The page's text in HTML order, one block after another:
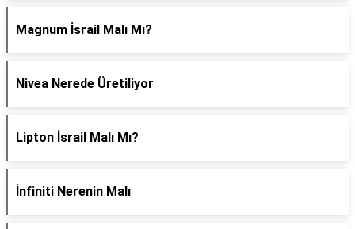
Magnum İsrail Malı Mı?
Nivea Nerede Üretiliyor
Lipton İsrail Malı Mı?
İnfiniti Nerenin Malı